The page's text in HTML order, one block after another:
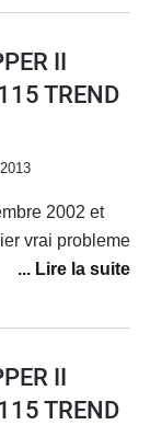
défaut prix
du coffre
II
TREND
2002 et
vrai probleme
normale la
changé la
merci
II
TREND